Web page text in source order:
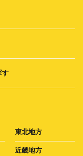
す
東北地方
近畿地方